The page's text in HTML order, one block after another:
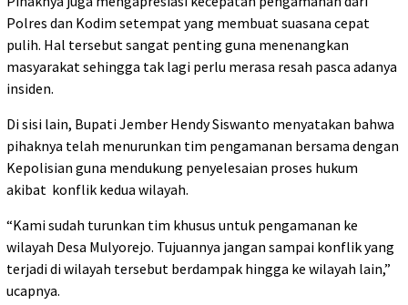
Polres dan Kodim setempat yang membuat suasana cepat
pulih. Hal tersebut sangat penting guna menenangkan
masyarakat sehingga tak lagi perlu merasa resah pasca adanya
insiden.
Di sisi lain, Bupati Jember Hendy Siswanto menyatakan bahwa
pihaknya telah menurunkan tim pengamanan bersama dengan
Kepolisian guna mendukung penyelesaian proses hukum
akibat konflik kedua wilayah.
“Kami sudah turunkan tim khusus untuk pengamanan ke
wilayah Desa Mulyorejo. Tujuannya jangan sampai konflik yang
terjadi di wilayah tersebut berdampak hingga ke wilayah lain,”
ucapnya.